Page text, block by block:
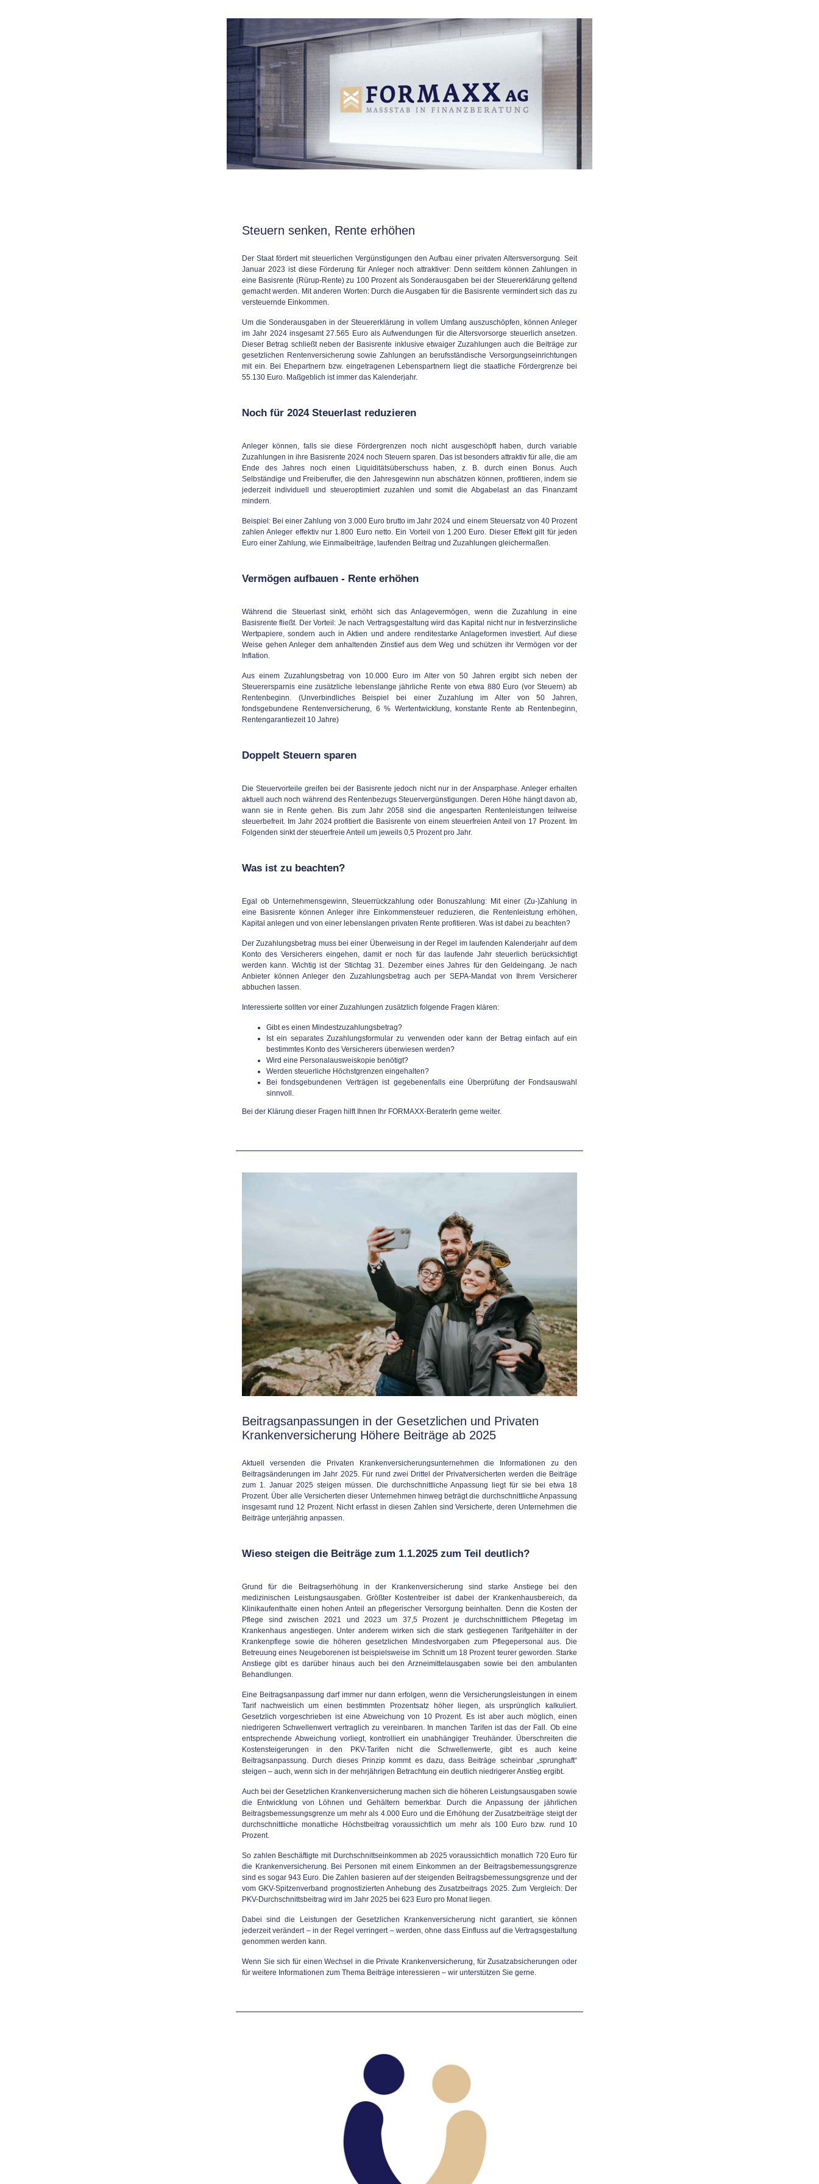
Steuern senken, Rente erhöhen
Der Staat fördert mit steuerlichen Vergünstigungen den Aufbau einer privaten Altersversorgung. Seit
Januar 2023 ist diese Förderung für Anleger noch attraktiver: Denn seitdem können Zahlungen in
eine Basisrente (Rürup-Rente) zu 100 Prozent als Sonderausgaben bei der Steuererklärung geltend
gemacht werden. Mit anderen Worten: Durch die Ausgaben für die Basisrente vermindert sich das zu
versteuernde Einkommen.
Um die Sonderausgaben in der Steuererklärung in vollem Umfang auszuschöpfen, können Anleger
im Jahr 2024 insgesamt 27.565 Euro als Aufwendungen für die Altersvorsorge steuerlich ansetzen.
Dieser Betrag schließt neben der Basisrente inklusive etwaiger Zuzahlungen auch die Beiträge zur
gesetzlichen Rentenversicherung sowie Zahlungen an berufsständische Versorgungseinrichtungen
mit ein. Bei Ehepartnern bzw. eingetragenen Lebenspartnern liegt die staatliche Fördergrenze bei
55.130 Euro. Maßgeblich ist immer das Kalenderjahr.
Noch für 2024 Steuerlast reduzieren
Anleger können, falls sie diese Fördergrenzen noch nicht ausgeschöpft haben, durch variable
Zuzahlungen in ihre Basisrente 2024 noch Steuern sparen. Das ist besonders attraktiv für alle, die am
Ende des Jahres noch einen Liquiditätsüberschuss haben, z. B. durch einen Bonus. Auch
Selbständige und Freiberufler, die den Jahresgewinn nun abschätzen können, profitieren, indem sie
jederzeit individuell und steueroptimiert zuzahlen und somit die Abgabelast an das Finanzamt
mindern.
Beispiel: Bei einer Zahlung von 3.000 Euro brutto im Jahr 2024 und einem Steuersatz von 40 Prozent
zahlen Anleger effektiv nur 1.800 Euro netto. Ein Vorteil von 1.200 Euro. Dieser Effekt gilt für jeden
Euro einer Zahlung, wie Einmalbeiträge, laufenden Beitrag und Zuzahlungen gleichermaßen.
Vermögen aufbauen - Rente erhöhen
Während die Steuerlast sinkt, erhöht sich das Anlagevermögen, wenn die Zuzahlung in eine
Basisrente fließt. Der Vorteil: Je nach Vertragsgestaltung wird das Kapital nicht nur in festverzinsliche
Wertpapiere, sondern auch in Aktien und andere renditestarke Anlageformen investiert. Auf diese
Weise gehen Anleger dem anhaltenden Zinstief aus dem Weg und schützen ihr Vermögen vor der
Inflation.
Aus einem Zuzahlungsbetrag von 10.000 Euro im Alter von 50 Jahren ergibt sich neben der
Steuerersparnis eine zusätzliche lebenslange jährliche Rente von etwa 880 Euro (vor Steuern) ab
Rentenbeginn. (Unverbindliches Beispiel bei einer Zuzahlung im Alter von 50 Jahren,
fondsgebundene Rentenversicherung, 6 % Wertentwicklung, konstante Rente ab Rentenbeginn,
Rentengarantiezeit 10 Jahre)
Doppelt Steuern sparen
Die Steuervorteile greifen bei der Basisrente jedoch nicht nur in der Ansparphase. Anleger erhalten
aktuell auch noch während des Rentenbezugs Steuervergünstigungen. Deren Höhe hängt davon ab,
wann sie in Rente gehen. Bis zum Jahr 2058 sind die angesparten Rentenleistungen teilweise
steuerbefreit. Im Jahr 2024 profitiert die Basisrente von einem steuerfreien Anteil von 17 Prozent. Im
Folgenden sinkt der steuerfreie Anteil um jeweils 0,5 Prozent pro Jahr.
Was ist zu beachten?
Egal ob Unternehmensgewinn, Steuerrückzahlung oder Bonuszahlung: Mit einer (Zu-)Zahlung in
eine Basisrente können Anleger ihre Einkommensteuer reduzieren, die Rentenleistung erhöhen,
Kapital anlegen und von einer lebenslangen privaten Rente profitieren. Was ist dabei zu beachten?
Der Zuzahlungsbetrag muss bei einer Überweisung in der Regel im laufenden Kalenderjahr auf dem
Konto des Versicherers eingehen, damit er noch für das laufende Jahr steuerlich berücksichtigt
werden kann. Wichtig ist der Stichtag 31. Dezember eines Jahres für den Geldeingang. Je nach
Anbieter können Anleger den Zuzahlungsbetrag auch per SEPA-Mandat von Ihrem Versicherer
abbuchen lassen.
Interessierte sollten vor einer Zuzahlungen zusätzlich folgende Fragen klären:
Gibt es einen Mindestzuzahlungsbetrag?
Ist ein separates Zuzahlungsformular zu verwenden oder kann der Betrag einfach auf ein
bestimmtes Konto des Versicherers überwiesen werden?
Wird eine Personalausweiskopie benötigt?
Werden steuerliche Höchstgrenzen eingehalten?
Bei fondsgebundenen Verträgen ist gegebenenfalls eine Überprüfung der Fondsauswahl
sinnvoll.
Bei der Klärung dieser Fragen hilft Ihnen Ihr FORMAXX-BeraterIn gerne weiter.
Beitragsanpassungen in der Gesetzlichen und Privaten
Krankenversicherung Höhere Beiträge ab 2025
Aktuell versenden die Privaten Krankenversicherungsunternehmen die Informationen zu den
Beitragsänderungen im Jahr 2025. Für rund zwei Drittel der Privatversicherten werden die Beiträge
zum 1. Januar 2025 steigen müssen. Die durchschnittliche Anpassung liegt für sie bei etwa 18
Prozent. Über alle Versicherten dieser Unternehmen hinweg beträgt die durchschnittliche Anpassung
insgesamt rund 12 Prozent. Nicht erfasst in diesen Zahlen sind Versicherte, deren Unternehmen die
Beiträge unterjährig anpassen.
Wieso steigen die Beiträge zum 1.1.2025 zum Teil deutlich?
Grund für die Beitragserhöhung in der Krankenversicherung sind starke Anstiege bei den
medizinischen Leistungsausgaben. Größter Kostentreiber ist dabei der Krankenhausbereich, da
Klinikaufenthalte einen hohen Anteil an pflegerischer Versorgung beinhalten. Denn die Kosten der
Pflege sind zwischen 2021 und 2023 um 37,5 Prozent je durchschnittlichem Pflegetag im
Krankenhaus angestiegen. Unter anderem wirken sich die stark gestiegenen Tarifgehälter in der
Krankenpflege sowie die höheren gesetzlichen Mindestvorgaben zum Pflegepersonal aus. Die
Betreuung eines Neugeborenen ist beispielsweise im Schnitt um 18 Prozent teurer geworden. Starke
Anstiege gibt es darüber hinaus auch bei den Arzneimittelausgaben sowie bei den ambulanten
Behandlungen.
Eine Beitragsanpassung darf immer nur dann erfolgen, wenn die Versicherungsleistungen in einem
Tarif nachweislich um einen bestimmten Prozentsatz höher liegen, als ursprünglich kalkuliert.
Gesetzlich vorgeschrieben ist eine Abweichung von 10 Prozent. Es ist aber auch möglich, einen
niedrigeren Schwellenwert vertraglich zu vereinbaren. In manchen Tarifen ist das der Fall. Ob eine
entsprechende Abweichung vorliegt, kontrolliert ein unabhängiger Treuhänder. Überschreiten die
Kostensteigerungen in den PKV-Tarifen nicht die Schwellenwerte, gibt es auch keine
Beitragsanpassung. Durch dieses Prinzip kommt es dazu, dass Beiträge scheinbar „sprunghaft“
steigen – auch, wenn sich in der mehrjährigen Betrachtung ein deutlich niedrigerer Anstieg ergibt.
Auch bei der Gesetzlichen Krankenversicherung machen sich die höheren Leistungsausgaben sowie
die Entwicklung von Löhnen und Gehältern bemerkbar. Durch die Anpassung der jährlichen
Beitragsbemessungsgrenze um mehr als 4.000 Euro und die Erhöhung der Zusatzbeiträge steigt der
durchschnittliche monatliche Höchstbeitrag voraussichtlich um mehr als 100 Euro bzw. rund 10
Prozent.
So zahlen Beschäftigte mit Durchschnittseinkommen ab 2025 voraussichtlich monatlich 720 Euro für
die Krankenversicherung. Bei Personen mit einem Einkommen an der Beitragsbemessungsgrenze
sind es sogar 943 Euro. Die Zahlen basieren auf der steigenden Beitragsbemessungsgrenze und der
vom GKV-Spitzenverband prognostizierten Anhebung des Zusatzbeitrags 2025. Zum Vergleich: Der
PKV-Durchschnittsbeitrag wird im Jahr 2025 bei 623 Euro pro Monat liegen.
Dabei sind die Leistungen der Gesetzlichen Krankenversicherung nicht garantiert, sie können
jederzeit verändert – in der Regel verringert – werden, ohne dass Einfluss auf die Vertragsgestaltung
genommen werden kann.
Wenn Sie sich für einen Wechsel in die Private Krankenversicherung, für Zusatzabsicherungen oder
für weitere Informationen zum Thema Beiträge interessieren – wir unterstützen Sie gerne.